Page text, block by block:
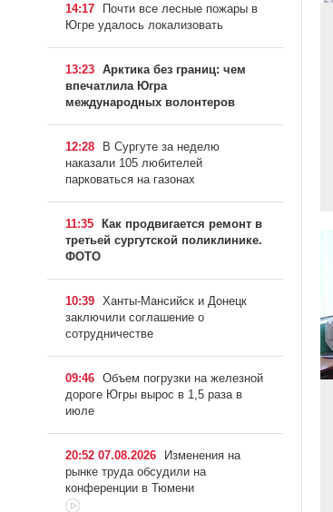
14:17
Почти все лесные пожары в
Югре удалось локализовать
13:23 Арктика без границ: чем
впечатлила Югра
международных волонтеров
12:28
В Сургуте за неделю
наказали 105 любителей
парковаться на газонах
11:35
Как продвигается ремонт в
третьей сургутской поликлинике.
ФОТО
10:39 Ханты-Мансийск и Донецк
заключили соглашение о
сотрудничестве
09:46 Объем погрузки на железной
дороге Югры вырос в 1,5 раза в
июле
20:52 07.08.2026
Изменения на
рынке труда обсудили на
конференции в Тюмени